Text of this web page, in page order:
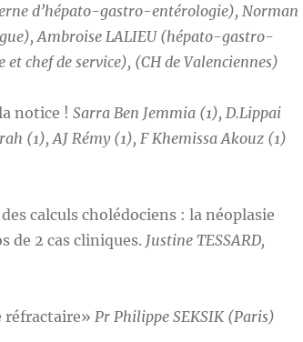
d’hépato-gastro-entérologie), Norman
Ambroise LALIEU (hépato-gastro-
chef de service), (CH de Valenciennes)
notice !Sarra Ben Jemmia (1), D.Lippai
(1), AJ Rémy (1), F Khemissa Akouz (1)
calculs cholédociens : la néoplasie
de 2 cas cliniques. Justine TESSARD,
réfractaire»Pr Philippe SEKSIK (Paris)